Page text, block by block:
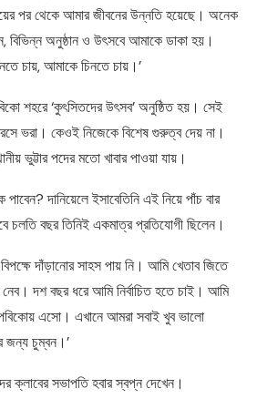
পর থেকে আমার জীবনের উন্নতি হয়েছে। অনেক
বিভিন্ন অনুষ্ঠান ও উৎসবে আমাকে ডাকা হয়।
চায়, আমাকে চিনতে চায়।’
শহরে ‘কুৎসিতদের উৎসব’ অনুষ্ঠিত হয়। সেই
ভরা। কেওই নিজেকে বিশেষ গুরুত্ব দেয় না।
ভুট্টার পদের মতো খাবার পাওয়া যায়।
দানিয়েলে ইসাবেতিনি এই নিয়ে পাঁচ বার
চলতি বছর তিনিই একমাত্র প্রতিযোগী ছিলেন।
দাঁড়ানোর সাহস পায় নি। আমি খেতাব জিতে
দশ বছর ধরে আমি নির্বাচিত হতে চাই। আমি
এসো। এখানে আমরা সবাই খুব ভালো
জন্য চুম্বন।’
ক্লাবের সভাপতি হবার স্বপ্ন দেখেন।